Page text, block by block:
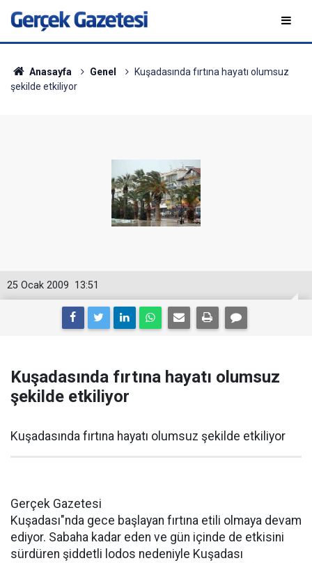
Anasayfa Genel
Kuşadasında fırtına hayatı olumsuz
şekilde etkiliyor
13:51
25 Ocak 2009
Kuşadasında fırtına hayatı olumsuz
şekilde etkiliyor
Kuşadasında fırtına hayatı olumsuz şekilde etkiliyor
Gerçek Gazetesi
Kuşadası"nda gece başlayan fırtına etili olmaya devam
ediyor. Sabaha kadar eden ve gün içinde de etkisini
sürdüren şiddetli lodos nedeniyle Kuşadası